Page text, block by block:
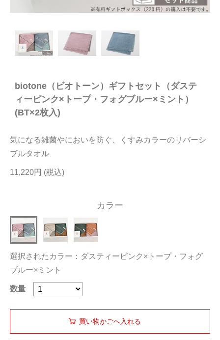
当サイトについて
会員サービス
ヘルプ
biotone（ビオトーン）ギフトセット（ダステ
ィーピンク×トープ・フォグブルー×ミント）
(BT×2枚入)
気になる雑菌やにおいを防ぐ、くすみカラーのリバーシ
ブルタオル
11,220円
カラー
選択されたカラー：ダスティーピンク×トープ・フォグ
ブルー×ミント
数量